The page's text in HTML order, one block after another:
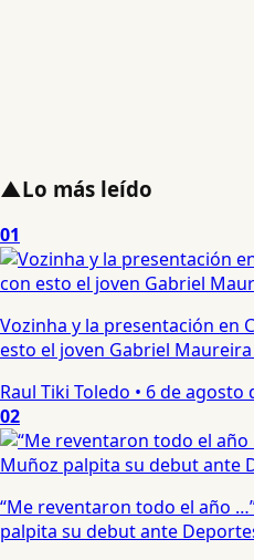
▲Lo más leído
01
Vozinha y la presentación en
esto el joven Gabriel
Raul Tiki Toledo • 6 de agosto
02
“Me reventaron todo el año
palpita su debut ante